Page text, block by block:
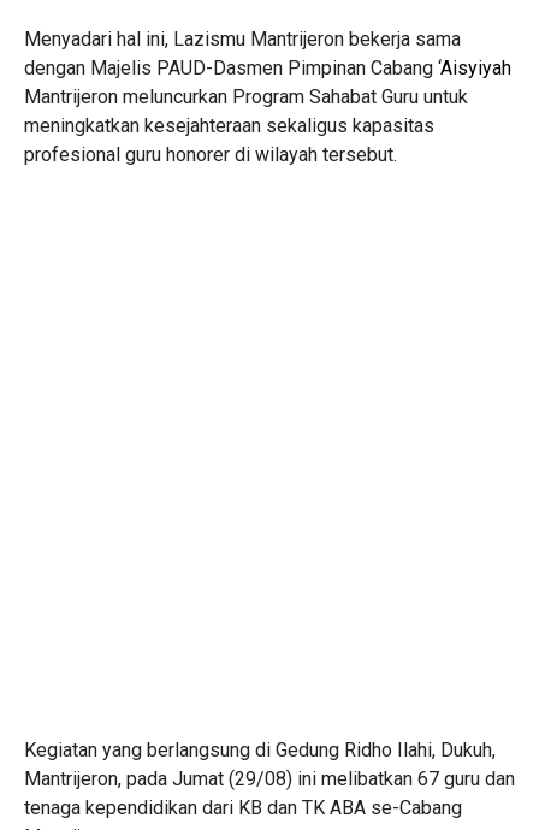
Menyadari hal ini, Lazismu Mantrijeron bekerja sama
dengan Majelis PAUD-Dasmen Pimpinan Cabang ‘Aisyiyah
Mantrijeron meluncurkan Program Sahabat Guru untuk
meningkatkan kesejahteraan sekaligus kapasitas
profesional guru honorer di wilayah tersebut.
Kegiatan yang berlangsung di Gedung Ridho Ilahi, Dukuh,
Mantrijeron, pada Jumat (29/08) ini melibatkan 67 guru dan
tenaga kependidikan dari KB dan TK ABA se-Cabang